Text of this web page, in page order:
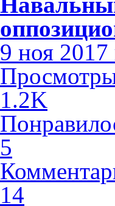
9 ноя 2017
1.2K
5
14